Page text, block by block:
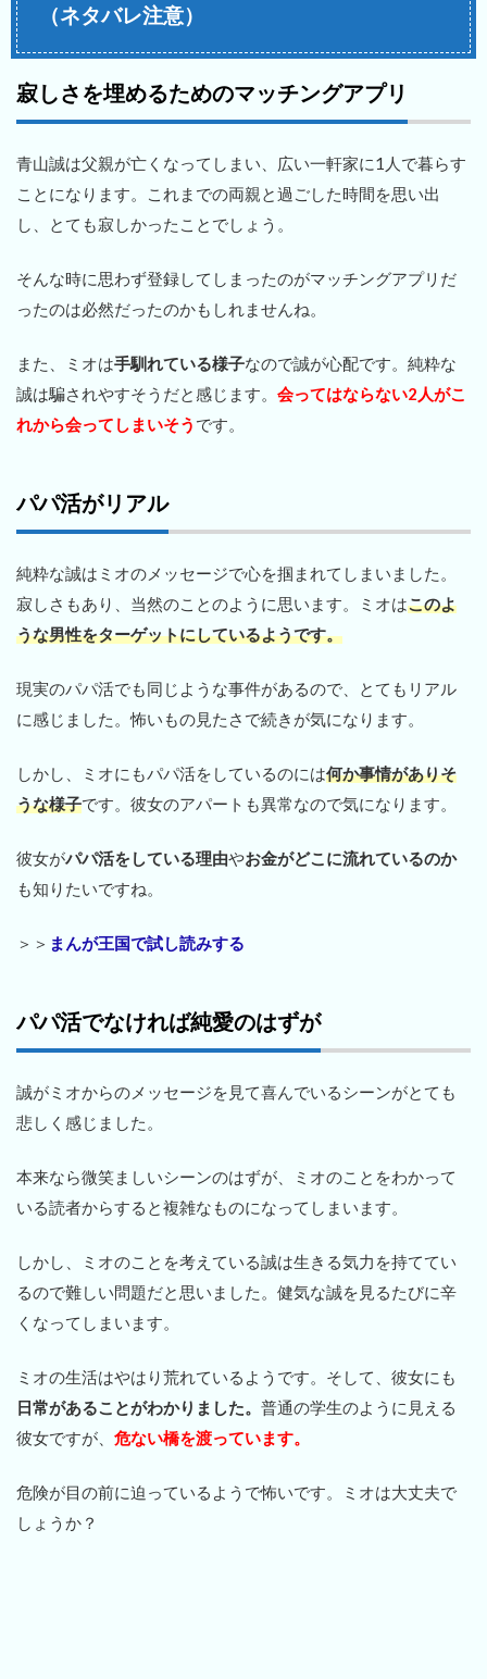
（ネタバレ注意）
寂しさを埋めるためのマッチングアプリ
青山誠は父親が亡くなってしまい、広い一軒家に1人で暮らす
ことになります。これまでの両親と過ごした時間を思い出
し、とても寂しかったことでしょう。
そんな時に思わず登録してしまったのがマッチングアプリだ
ったのは必然だったのかもしれませんね。
また、ミオは手馴れている様子なので誠が心配です。純粋な
誠は騙されやすそうだと感じます。 会ってはならない2人がこ
れから会ってしまいそう です。
パパ活がリアル
純粋な誠はミオのメッセージで心を掴まれてしまいました。
寂しさもあり、当然のことのように思います。ミオはこのよ
うな男性をターゲットにしているようです。
現実のパパ活でも同じような事件があるので、とてもリアル
に感じました。怖いもの見たさで続きが気になります。
しかし、ミオにもパパ活をしているのには何か事情がありそ
うな様子です。彼女のアパートも異常なので気になります。
彼女がパパ活をしている理由やお金がどこに流れているのか
も知りたいですね。
＞＞ まんが王国で試し読みする
パパ活でなければ純愛のはずが
誠がミオからのメッセージを見て喜んでいるシーンがとても
悲しく感じました。
本来なら微笑ましいシーンのはずが、ミオのことをわかって
いる読者からすると複雑なものになってしまいます。
しかし、ミオのことを考えている誠は生きる気力を持ててい
るので難しい問題だと思いました。健気な誠を見るたびに辛
くなってしまいます。
ミオの生活はやはり荒れているようです。そして、彼女にも
日常があることがわかりました。 普通の学生のように見える
彼女ですが、 危ない橋を渡っています。
危険が目の前に迫っているようで怖いです。ミオは大丈夫で
しょうか？